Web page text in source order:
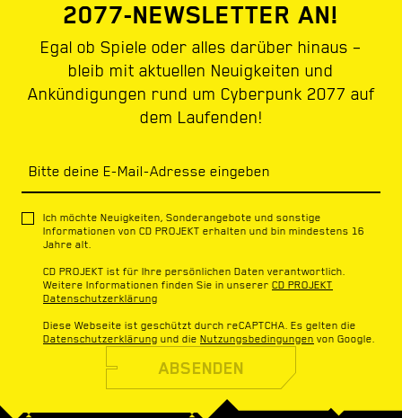
2077-NEWSLETTER AN!
Egal ob Spiele oder alles darüber hinaus –
bleib mit aktuellen Neuigkeiten und
Ankündigungen rund um Cyberpunk 2077 auf
dem Laufenden!
Bitte deine E-Mail-Adresse eingeben
Ich möchte Neuigkeiten, Sonderangebote und sonstige
Informationen von CD PROJEKT erhalten und bin mindestens 16
Jahre alt.
CD PROJEKT ist für Ihre persönlichen Daten verantwortlich.
Weitere Informationen finden Sie in unserer CD PROJEKT
Datenschutzerklärung
Diese Webseite ist geschützt durch reCAPTCHA. Es gelten die
Datenschutzerklärung und die Nutzungsbedingungen von Google.
ABSENDEN